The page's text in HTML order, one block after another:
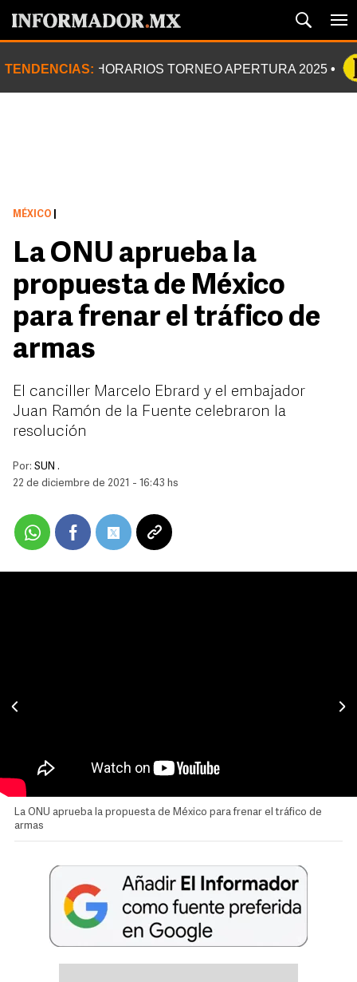
TENDENCIAS: HORARIOS TORNEO APERTURA 2025
MÉXICO
La ONU aprueba la
propuesta de México
para frenar el tráfico de
armas
El canciller Marcelo Ebrard y el embajador
Juan Ramón de la Fuente celebraron la
resolución
Por: SUN .
22 de diciembre de 2021 - 16:43 hs
La ONU aprueba la propuesta de México para frenar el tráfico de
armas